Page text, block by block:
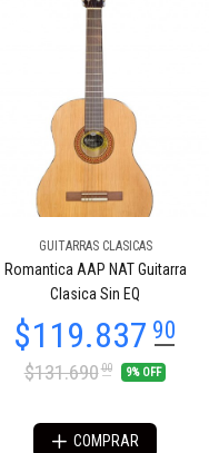
GUITARRAS CLASICAS
Romantica AAP NAT Guitarra
Clasica Sin EQ
$131.69000 9% OFF
COMPRAR